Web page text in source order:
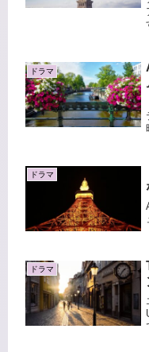
ドラマ
ドラマ
ドラマ